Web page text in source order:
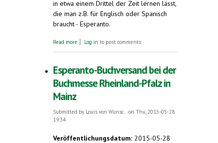
in etwa einem Drittel der Zeit lernen lässt,
die man z.B. für Englisch oder Spanisch
braucht - Esperanto.
Read more about Jugend-Weltkongress der Esperanto-
Log in to post comments
Esperanto-Buchversand bei der
Buchmesse Rheinland-Pfalz in
Mainz
Submitted by Louis von Wunsc...on Thu, 2015-05-28
19:34
Veröffentlichungsdatum: 2015-05-28